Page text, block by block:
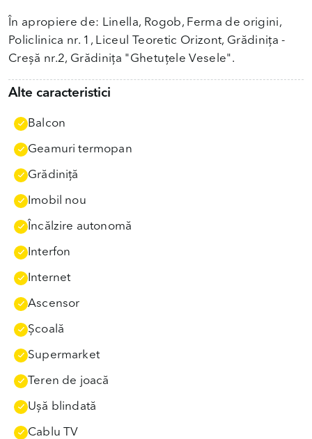
În apropiere de: Linella, Rogob, Ferma de origini,
Policlinica nr. 1, Liceul Teoretic Orizont, Grădinița -
Creșă nr.2, Grădinița "Ghetuțele Vesele".
Alte caracteristici
Balcon
Geamuri termopan
Grădiniţă
Imobil nou
Încălzire autonomă
Interfon
Internet
Ascensor
Școală
Supermarket
Teren de joacă
Uşă blindată
Cablu TV